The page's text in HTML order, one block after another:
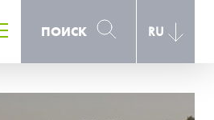
ПОИСК RU
ПОИСК